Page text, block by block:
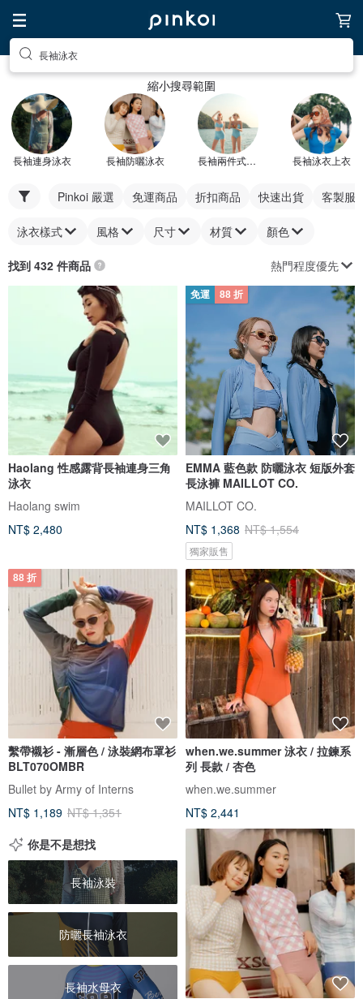
長袖泳衣
縮小搜尋範圍
長袖連身泳衣 長袖防曬泳衣 長袖兩件式泳衣 長袖泳衣上衣
Pinkoi 嚴選 免運商品 折扣商品 快速出貨 客製服
泳衣樣式 風格 尺寸 材質 顏色
找到 432 件商品 熱門程度優先
Haolang 性感露背長袖連身三角
泳衣
Haolang swim
NT$ 2,480
免運 88 折
EMMA 藍色款 防曬泳衣 短版外套
長泳褲 MAILLOT CO.
MAILLOT CO.
NT$ 1,368 NT$ 1,554
獨家販售
88 折
繫帶襯衫 - 漸層色 / 泳裝網布罩衫
BLT070OMBR
Bullet by Army of Interns
NT$ 1,189 NT$ 1,351
when.we.summer 泳衣 / 拉鍊系
列 長款 / 杏色
when.we.summer
NT$ 2,441
你是不是想找
長袖泳裝
防曬長袖泳衣
長袖水母衣